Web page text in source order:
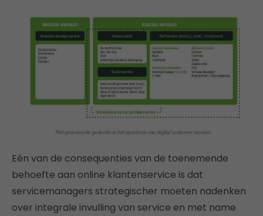
Eén van de consequenties van de toenemende
behoefte aan online klantenservice is dat
servicemanagers strategischer moeten nadenken
over integrale invulling van service en met name